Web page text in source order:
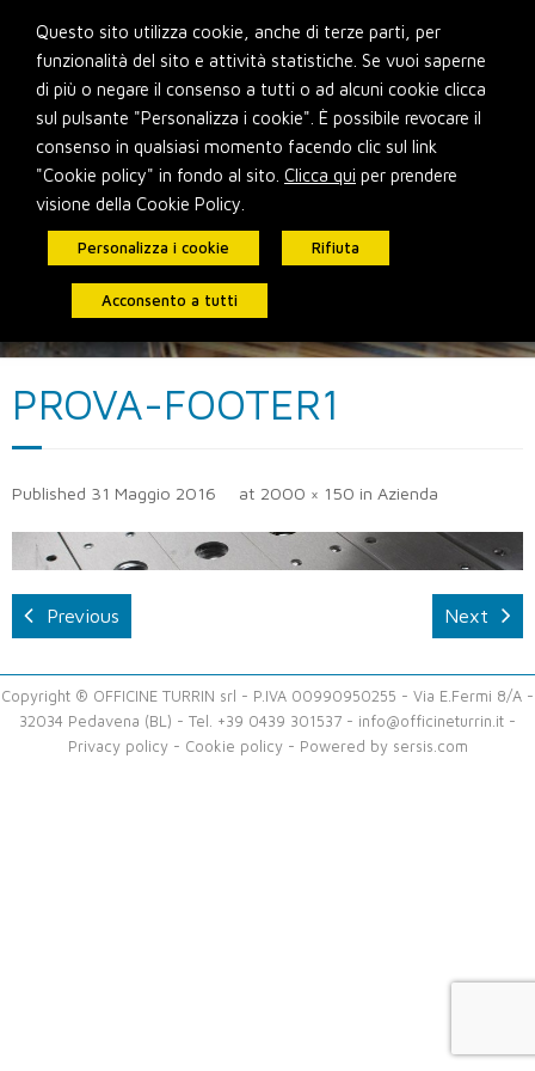
content
PROVA-FOOTER1
Published 31 Maggio 2016 at 2000 × 150 in Azienda
Previous Next
Copyright ® OFFICINE TURRIN srl - P.IVA 00990950255 - Via E.Fermi 8/A -
32034 Pedavena (BL) - Tel. +39 0439 301537 - info@officineturrin.it -
Privacy policy- Cookie policy- Powered by sersis.com
Questo sito utilizza cookie, anche di terze parti, per
funzionalità del sito e attività statistiche. Se vuoi saperne
di più o negare il consenso a tutti o ad alcuni cookie clicca
sul pulsante "Personalizza i cookie". È possibile revocare il
consenso in qualsiasi momento facendo clic sul link
"Cookie policy" in fondo al sito. Clicca qui per prendere
visione della Cookie Policy.
Personalizza i cookie Rifiuta
Acconsento a tutti